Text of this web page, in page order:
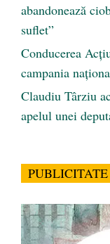
abandonează
suflet”
Conducerea
campania
Claudiu Târziu
apelul unei
PUBLICITATE